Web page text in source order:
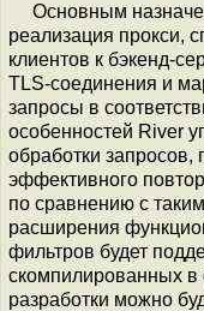
Основным
реализация прокси,
клиентов к бэкенд-
TLS-соединения и
запросы в
особенностей River
обработки
эффективного
по сравнению с
расширения
фильтров будет
скомпилированных
разработки можно